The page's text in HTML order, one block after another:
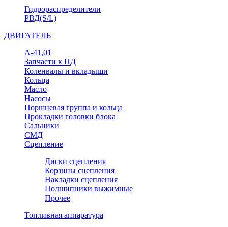
Гидрораспределители
РВД(S/L)
ДВИГАТЕЛЬ
А-41,01
Запчасти к ПД
Коленвалы и вкладыши
Кольца
Масло
Насосы
Поршневая группа и кольца
Прокладки головки блока
Сальники
СМД
Сцепление
Диски сцепления
Корзины сцепления
Накладки сцепления
Подшипники выжимные
Прочее
Топливная аппаратура